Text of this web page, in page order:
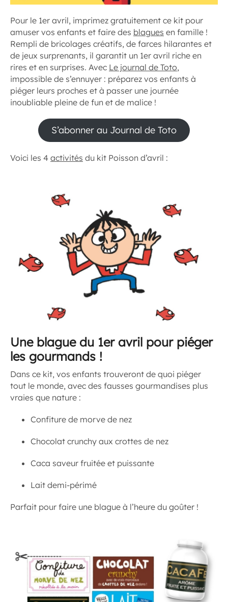
Pour le 1er avril, imprimez gratuitement ce kit pour
amuser vos enfants et faire des blagues en famille !
Rempli de bricolages créatifs, de farces hilarantes et
de jeux surprenants, il garantit un 1er avril riche en
rires et en surprises. Avec Le journal de Toto,
impossible de s’ennuyer : préparez vos enfants à
piéger leurs proches et à passer une journée
inoubliable pleine de fun et de malice !
S’abonner au Journal de Toto
Voici les 4 activités du kit Poisson d’avril :
Une blague du 1er avril pour piéger
les gourmands !
Dans ce kit, vos enfants trouveront de quoi piéger
tout le monde, avec des fausses gourmandises plus
vraies que nature :
Confiture de morve de nez
Chocolat crunchy aux crottes de nez
Caca saveur fruitée et puissante
Lait demi-périmé
Parfait pour faire une blague à l’heure du goûter !